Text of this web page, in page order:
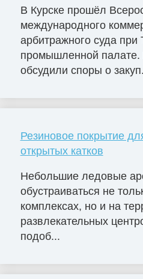
В Курске прошёл
международного
арбитражного суда при
промышленной палате.
обсудили споры о
Резиновое покрытие
открытых катков
Небольшие ледовые
обустраиваться не
комплексах, но и на
развлекательных
подоб...